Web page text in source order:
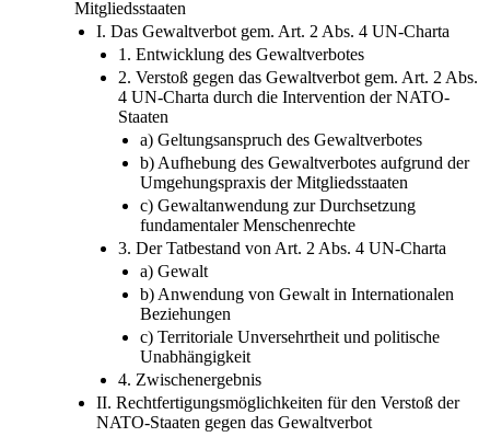
I. Das Gewaltverbot gem. Art. 2 Abs. 4 UN-Charta
1. Entwicklung des Gewaltverbotes
2. Verstoß gegen das Gewaltverbot gem. Art. 2 Abs.
4 UN-Charta durch die Intervention der NATO-
Staaten
a) Geltungsanspruch des Gewaltverbotes
b) Aufhebung des Gewaltverbotes aufgrund der
Umgehungspraxis der Mitgliedsstaaten
c) Gewaltanwendung zur Durchsetzung
fundamentaler Menschenrechte
3. Der Tatbestand von Art. 2 Abs. 4 UN-Charta
a) Gewalt
b) Anwendung von Gewalt in Internationalen
Beziehungen
c) Territoriale Unversehrtheit und politische
Unabhängigkeit
4. Zwischenergebnis
II. Rechtfertigungsmöglichkeiten für den Verstoß der
NATO-Staaten gegen das Gewaltverbot
1. Intervention auf Einladung